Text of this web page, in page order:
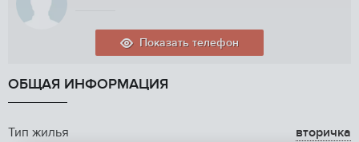
Показать телефон
ОБЩАЯ ИНФОРМАЦИЯ
Тип жилья вторичка